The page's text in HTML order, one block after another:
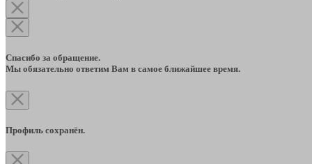
Спасибо за обращение.
Мы обязательно ответим Вам в самое ближайшее время.
Профиль сохранён.